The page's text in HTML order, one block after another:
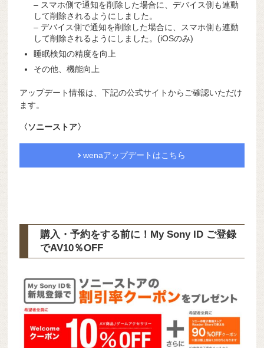
– スマホ側で通知を削除した場合に、デバイス側も連動
して削除されるようにしました。
– デバイス側で通知を削除した場合に、スマホ側も連動
して削除されるようにしました。(iOSのみ)
睡眠検知の精度を向上
その他、機能向上
アップデート情報は、下記の公式サイトからご確認いただけ
ます。
〈ソニーストア〉
wenaアップデートはこちら
購入・予約をする前に！My Sony ID ご登録
でAV10％OFF